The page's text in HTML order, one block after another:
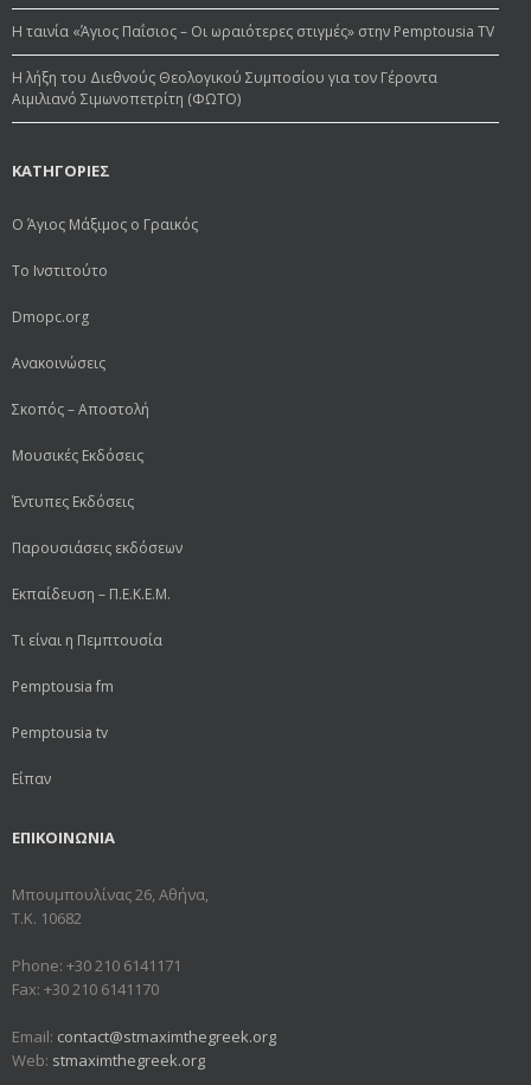
Η ταινία «Άγιος Παΐσιος – Οι ωραιότερες στιγμές» στην Pemptousia TV
Η λήξη του Διεθνούς Θεολογικού Συμποσίου για τον Γέροντα
Αιμιλιανό Σιμωνοπετρίτη (ΦΩΤΟ)
ΚΑΤΗΓΟΡΙΕΣ
Ο Άγιος Μάξιμος ο Γραικός
Το Ινστιτούτο
Dmopc.org
Ανακοινώσεις
Σκοπός – Αποστολή
Μουσικές Εκδόσεις
Έντυπες Εκδόσεις
Παρουσιάσεις εκδόσεων
Εκπαίδευση – Π.Ε.Κ.Ε.Μ.
Τι είναι η Πεμπτουσία
Pemptousia fm
Pemptousia tv
Είπαν
ΕΠΙΚΟΙΝΩΝΙΑ
Μπουμπουλίνας 26, Αθήνα,
Τ.Κ. 10682
Phone: +30 210 6141171
Fax: +30 210 6141170
Email: contact@stmaximthegreek.org
Web: stmaximthegreek.org